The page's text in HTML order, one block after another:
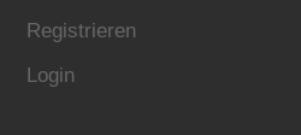
Registrieren
Login